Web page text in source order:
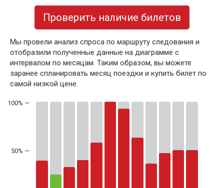
Проверить наличие билетов
Мы провели анализ спроса по маршруту следования и
отобразили полученные данные на диаграмме с
интервалом по месяцам. Таким образом, вы можете
заранее спланировать месяц поездки и купить билет по
самой низкой цене.
50% —